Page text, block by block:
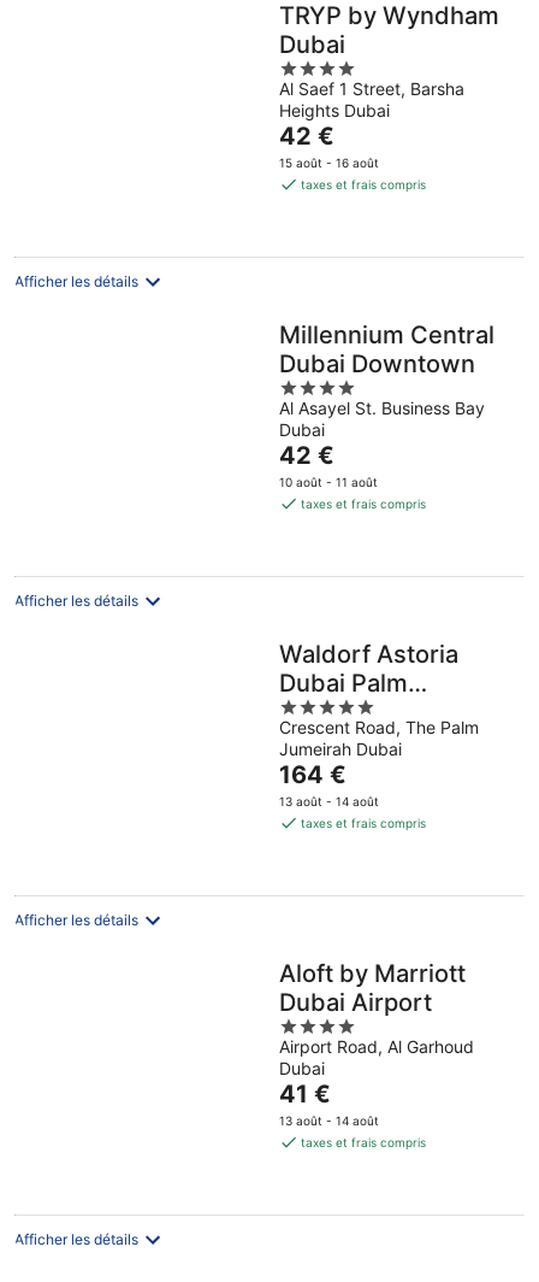
TRYP by Wyndham
Dubai
4
out
of
5
Al Saef 1 Street, Barsha
Heights Dubai
Le
prix
est
par
42 €
15 août - 16 août
taxes et frais compris
Afficher les détails
Millennium Central
Dubai Downtown
4
out
of
5
Al Asayel St. Business Bay
Dubai
Le
prix
est
par
42 €
10 août - 11 août
taxes et frais compris
Afficher les détails
Waldorf Astoria
Dubai Palm
Jumeirah
5
out
of
5
Crescent Road, The Palm
Jumeirah Dubai
Le
prix
est
par
164 €
13 août - 14 août
taxes et frais compris
Afficher les détails
Aloft by Marriott
Dubai Airport
4
out
of
5
Airport Road, Al Garhoud
Dubai
Le
prix
est
par
41 €
13 août - 14 août
taxes et frais compris
Afficher les détails